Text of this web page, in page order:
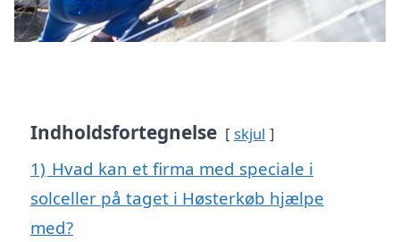
Indholdsfortegnelse skjul
1) Hvad kan et firma med speciale i
solceller på taget i Høsterkøb hjælpe
med?